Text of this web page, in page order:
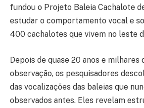
fundou o Projeto Baleia Cachalote
estudar o comportamento vocal e
400 cachalotes que vivem no leste
Depois de quase 20 anos e milhares
observação, os pesquisadores
das vocalizações das baleias que
observados antes. Eles revelam